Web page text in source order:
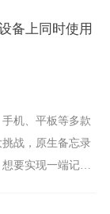
备上同时使用
机、平板等多款
战，原生备忘录
要实现一端记